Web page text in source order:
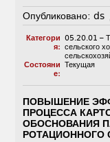
Опубликовано: ds
Категори
я:
05.20.01 –
сельского
Состояни
е:
Текущая
ПОВЫШЕНИЕ
ПРОЦЕССА
ОБОСНОВАНИЯ
РОТАЦИОННОГО